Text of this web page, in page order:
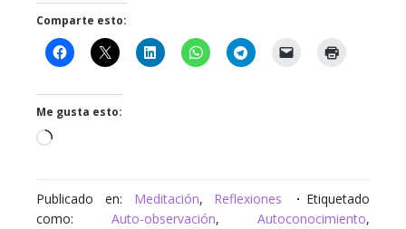
Comparte esto:
Me gusta esto:
Cargando...
Publicado en: Meditación, Reflexiones
Etiquetado
como: Auto-observación, Autoconocimiento,